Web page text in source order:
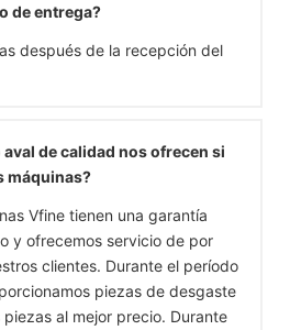
de entrega?
después de la recepción del
aval de calidad nos ofrecen si
máquinas?
Vfine tienen una garantía
y ofrecemos servicio de por
clientes. Durante el período
piezas de desgaste
al mejor precio. Durante